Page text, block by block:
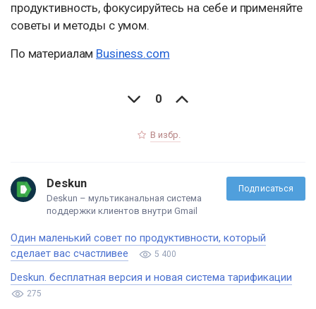
продуктивность, фокусируйтесь на себе и применяйте
советы и методы с умом.
По материалам Business.com
0
В избр.
Подписаться
Deskun
Deskun – мультиканальная система
поддержки клиентов внутри Gmail
Один маленький совет по продуктивности, который
сделает вас счастливее
5 400
Deskun. бесплатная версия и новая система тарификации
275